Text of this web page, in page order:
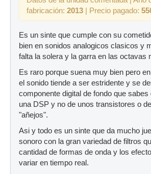
fabricación: 2013 | Precio pagado:
Es un sinte que cumple con su
bien en sonidos analogicos clasicos y
falta la solera y la garra en las octavas
Es raro porque suena muy bien pero
el sonido tiende a ser estridente y se
componente digital de fondo que sabes
una DSP y no de unos transistores o
"añejos".
Asi y todo es un sinte que da mucho
sonoro con la gran variedad de filtros
cantidad de formas de onda y los
variar en tiempo real.